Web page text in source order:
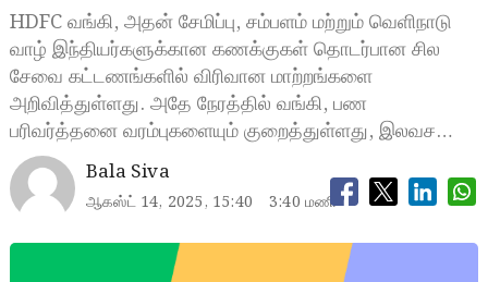
HDFC வங்கி, அதன் சேமிப்பு, சம்பளம் மற்றும் வெளிநாடு
வாழ் இந்தியர்களுக்கான கணக்குகள் தொடர்பான சில
சேவை கட்டணங்களில் விரிவான மாற்றங்களை
அறிவித்துள்ளது. அதே நேரத்தில் வங்கி, பண
பரிவர்த்தனை வரம்புகளையும் குறைத்துள்ளது, இலவச…
Bala Siva
ஆகஸ்ட் 14, 2025, 15:40 3:40 மணி